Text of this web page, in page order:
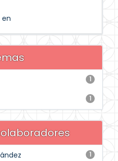
1
1
1